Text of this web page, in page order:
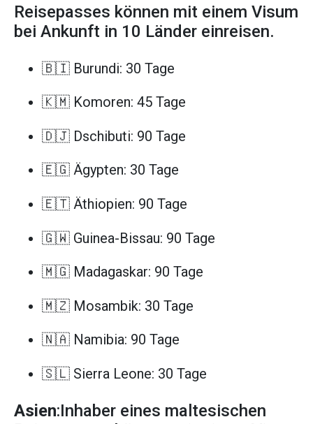
Reisepasses können mit einem Visum
bei Ankunft in 10 Länder einreisen.
🇧🇮 Burundi: 30 Tage
🇰🇲 Komoren: 45 Tage
🇩🇯 Dschibuti: 90 Tage
🇪🇬 Ägypten: 30 Tage
🇪🇹 Äthiopien: 90 Tage
🇬🇼 Guinea-Bissau: 90 Tage
🇲🇬 Madagaskar: 90 Tage
🇲🇿 Mosambik: 30 Tage
🇳🇦 Namibia: 90 Tage
🇸🇱 Sierra Leone: 30 Tage
Asien:Inhaber eines maltesischen